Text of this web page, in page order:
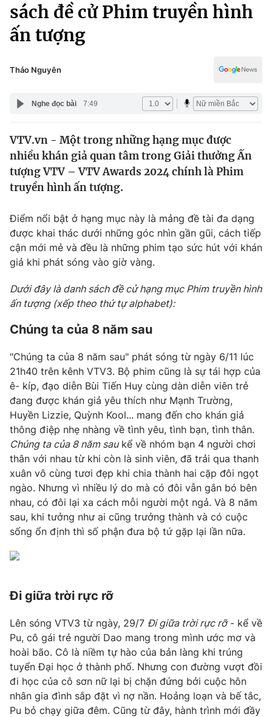
Chính trị
Xã hội
Pháp luật
Y tế
Thế giới
Tin tức
Thế giới đó đây
Câu chuyện quốc tế
Kinh tế
Thị trường
Góc doanh nghiệp
Dữ liệu và đời sống
Truyền hình
Hậu trường
Nhân vật
Giải sao mai
Giải trí
Điện ảnh
Âm nhạc
Sao
Làm đẹp
Chất lượng cuộc sống
Giáo dục
Tuyển sinh
Học trực tuyến
Công nghệ
Hitech Công nghệ tương lai
Sản phẩm
Thị trường
Tư vấn
Giao lưu trực tuyến
Lịch phát sóng
Chuyên mục khác
Emagazine Podcast
Photo
Video
VTV Money VTV Thể thao
VTV Sức khoẻ Bất động sản
Thị trường 24h Tấm lòng Việt
Truyền hình
Văn hóa - Giải trí
Y tế
Công nghệ
sách đề cử Phim truyền hình
ấn tượng
Thảo Nguyên
Nghe đọc bài 7:49
VTV.vn - Một trong những hạng mục được
nhiều khán giả quan tâm trong Giải thưởng Ấn
tượng VTV – VTV Awards 2024 chính là Phim
truyền hình ấn tượng.
Điểm nổi bật ở hạng mục này là mảng đề tài đa dạng
được khai thác dưới những góc nhìn gần gũi, cách tiếp
cận mới mẻ và đều là những phim tạo sức hút với khán
giả khi phát sóng vào giờ vàng.
Dưới đây là danh sách đề cử hạng mục Phim truyền hình
ấn tượng (xếp theo thứ tự alphabet):
Chúng ta của 8 năm sau
"Chúng ta của 8 năm sau" phát sóng từ ngày 6/11 lúc
21h40 trên kênh VTV3. Bộ phim cũng là sự tái hợp của
ê- kíp, đạo diễn Bùi Tiến Huy cùng dàn diễn viên trẻ
đang được khán giả yêu thích như Mạnh Trường,
Huyền Lizzie, Quỳnh Kool... mang đến cho khán giả
thông điệp nhẹ nhàng về tình yêu, tình bạn, tình thân.
Chúng ta của 8 năm saukể về nhóm bạn 4 người chơi
thân với nhau từ khi còn là sinh viên, đã trải qua thanh
xuân vô cùng tươi đẹp khi chia thành hai cặp đôi ngọt
ngào. Nhưng vì nhiều lý do mà có đôi vẫn gắn bó bên
nhau, có đôi lại xa cách mỗi người một ngả. Và 8 năm
sau, khi tưởng như ai cũng trưởng thành và có cuộc
sống ổn định thì số phận đưa bộ tứ gặp lại lần nữa.
Đi giữa trời rực rỡ
Lên sóng VTV3 từ ngày, 29/7 Đi giữa trời rực rỡ- kể về
Pu, cô gái trẻ người Dao mang trong mình ước mơ và
hoài bão. Cô là niềm tự hào của bản làng khi trúng
tuyển Đại học ở thành phố. Nhưng con đường vượt đồi
đi học của cô sơn nữ lại bị chặn đứng bởi cuộc hôn
nhân gia đình sắp đặt vì nợ nần. Hoảng loạn và bế tắc,
Pu bỏ chạy giữa đêm. Cũng từ đây, hành trình mới đầy